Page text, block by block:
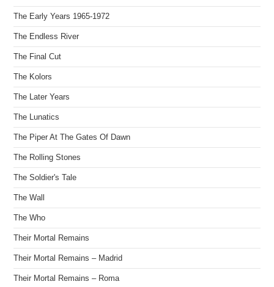
The Early Years 1965-1972
The Endless River
The Final Cut
The Kolors
The Later Years
The Lunatics
The Piper At The Gates Of Dawn
The Rolling Stones
The Soldier's Tale
The Wall
The Who
Their Mortal Remains
Their Mortal Remains – Madrid
Their Mortal Remains – Roma